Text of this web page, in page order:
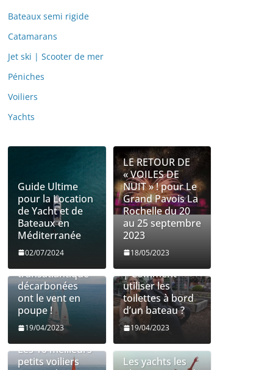
Bateaux semi rigide
Catamarans
Jet ski | Scooter de mer
Péniches
Voiliers
Yachts
Guide Ultime
pour la Location
de Yacht et de
Bateaux en
Méditerranée
02/07/2024
LE RETOUR DE
« VOILES DE
NUIT » ! pour Le
Grand Pavois La
Rochelle du 20
au 25 septembre
2023
18/05/2023
Les entreprises
transatlantique
décarbonées
ont le vent en
poupe !
19/04/2023
Utilisation des
| Comment
utiliser les
toilettes à bord
d’un bateau ?
19/04/2023
Les 10 meilleurs
petits voiliers
Les yachts les